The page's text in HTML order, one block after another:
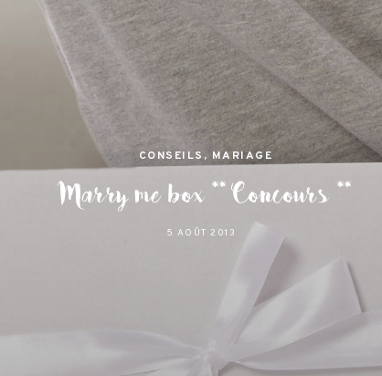
CONSEILS, MARIAGE
Marry me box ** Concours **
5 AOÛT 2013